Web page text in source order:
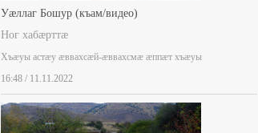
Уæллаг Бошур (къам/видео)
Ног хабæрттæ
Хъæуы астæу æввахсæй-æввахсмæ æппæт хъæуы
16:48 / 11.11.2022